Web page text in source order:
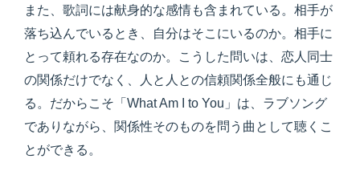
また、歌詞には献身的な感情も含まれている。相手が
落ち込んでいるとき、自分はそこにいるのか。相手に
とって頼れる存在なのか。こうした問いは、恋人同士
の関係だけでなく、人と人との信頼関係全般にも通じ
る。だからこそ「What Am I to You」は、ラブソング
でありながら、関係性そのものを問う曲として聴くこ
とができる。